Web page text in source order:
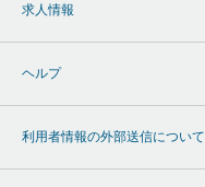
求人情報
ヘルプ
利用者情報の外部送信について